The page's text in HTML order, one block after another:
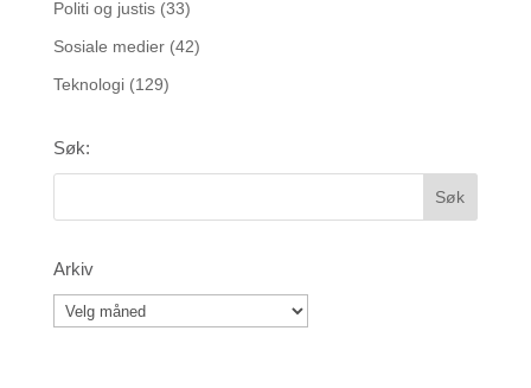
Politi og justis(33)
Sosiale medier(42)
Teknologi(129)
Søk:
Arkiv